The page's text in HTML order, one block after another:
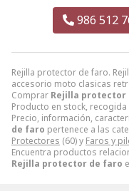
Rejilla protector de faro.
accesorio moto clasicas
Comprar Rejilla protector
Producto en stock, recogida
Precio, información,
de faro pertenece a las
Protectores (60) y Faros y
Encuentra productos
Rejilla protector de faro
986 512